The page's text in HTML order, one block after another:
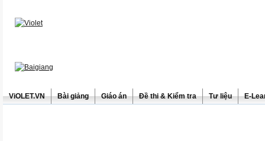
ViOLET.VN Bài giảng Giáo án Đề thi & Kiểm tra Tư liệu E-